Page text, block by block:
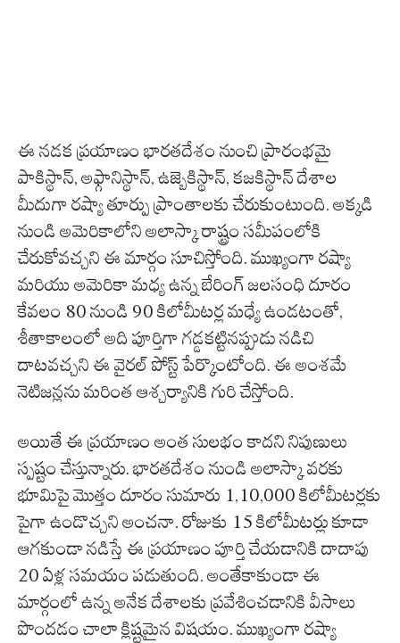
ఈ నడక ప్రయాణం భారతదేశం నుంచి ప్రారంభమై
పాకిస్థాన్, అఫ్గానిస్థాన్, ఉజ్బెకిస్థాన్, కజకిస్థాన్ దేశాల
మీదుగా రష్యా తూర్పు ప్రాంతాలకు చేరుకుంటుంది. అక్కడి
నుండి అమెరికాలోని అలాస్కా రాష్ట్రం సమీపంలోకి
చేరుకోవచ్చని ఈ మార్గం సూచిస్తోంది. ముఖ్యంగా రష్యా
మరియు అమెరికా మధ్య ఉన్న బేరింగ్ జలసంధి దూరం
కేవలం 80 నుండి 90 కిలోమీటర్ల మధ్యే ఉండటంతో,
శీతాకాలంలో అది పూర్తిగా గడ్డకట్టినప్పుడు నడిచి
దాటవచ్చని ఈ వైరల్ పోస్ట్ పేర్కొంటోంది. ఈ అంశమే
నెటిజన్లను మరింత ఆశ్చర్యానికి గురి చేస్తోంది.
అయితే ఈ ప్రయాణం అంత సులభం కాదని నిపుణులు
స్పష్టం చేస్తున్నారు. భారతదేశం నుండి అలాస్కా వరకు
భూమిపై మొత్తం దూరం సుమారు 1,10,000 కిలోమీటర్లకు
పైగా ఉండొచ్చని అంచనా. రోజుకు 15 కిలోమీటర్లు కూడా
ఆగకుండా నడిస్తే ఈ ప్రయాణం పూర్తి చేయడానికి దాదాపు
20 ఏళ్ల సమయం పడుతుంది. అంతేకాకుండా ఈ
మార్గంలో ఉన్న అనేక దేశాలకు ప్రవేశించడానికి వీసాలు
పొందడం చాలా క్లిష్టమైన విషయం. ముఖ్యంగా రష్యా